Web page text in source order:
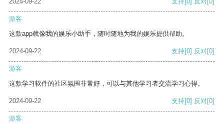
游客
这款app就像我的娱乐小助手，随时随地为我的娱乐提供帮助。
2024-09-22 支持[0] 反对[0]
游客
这款学习软件的社区氛围非常好，可以与其他学习者交流学习心得。
2024-09-22 支持[0] 反对[0]
游客